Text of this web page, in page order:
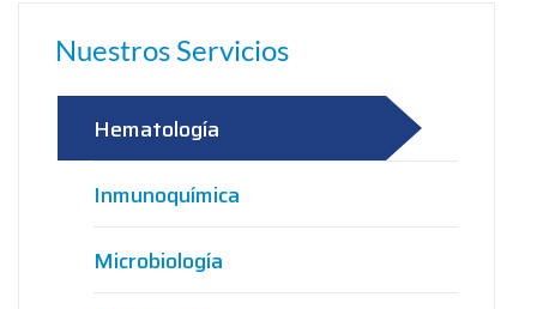
Nuestros Servicios
Hematología
Inmunoquímica
Microbiología